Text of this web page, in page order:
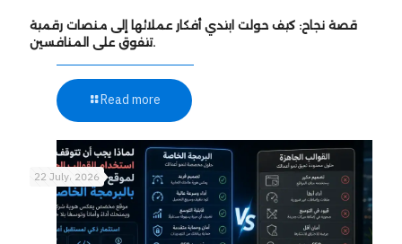
قصة نجاح: كيف حولت ابتدي أفكار عملائها إلى منصات رقمية
تتفوق على المنافسين.
Read more
22 July، 2026